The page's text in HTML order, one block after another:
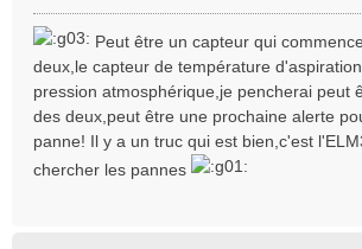
e
s
a
g
e
Peut être un capteur qui
deux,le capteur de température
pression atmosphérique,je pencherai peut
des deux,peut être une prochaine alerte
panne! Il y a un truc qui est bien,c'est
chercher les pannes